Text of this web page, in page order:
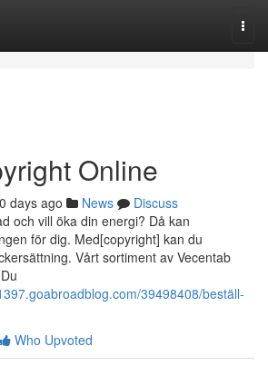
Online
days ago News
Discuss
och vill öka din energi? Då kan
för dig. Med[copyright] kan du
Vårt sortiment av Vecentab
39498408/beställ-
Who Upvoted